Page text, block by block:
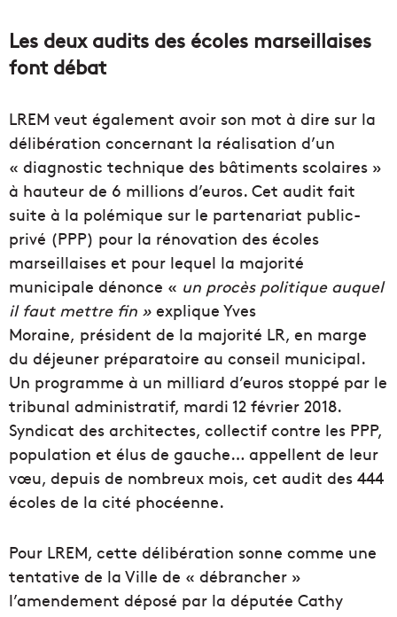
Les deux audits des écoles marseillaises
font débat
LREM veut également avoir son mot à dire sur la
délibération concernant la réalisation d’un
« diagnostic technique des bâtiments scolaires »
à hauteur de 6 millions d’euros. Cet audit fait
suite à la polémique sur le partenariat public-
privé (PPP) pour la rénovation des écoles
marseillaises et pour lequel la majorité
municipale dénonce « un procès politique auquel
il faut mettre fin » explique Yves
Moraine, président de la majorité LR, en marge
du déjeuner préparatoire au conseil municipal.
Un programme à un milliard d’euros stoppé par le
tribunal administratif, mardi 12 février 2018.
Syndicat des architectes, collectif contre les PPP,
population et élus de gauche… appellent de leur
vœu, depuis de nombreux mois, cet audit des 444
écoles de la cité phocéenne.
Pour LREM, cette délibération sonne comme une
tentative de la Ville de « débrancher »
l’amendement déposé par la députée Cathy